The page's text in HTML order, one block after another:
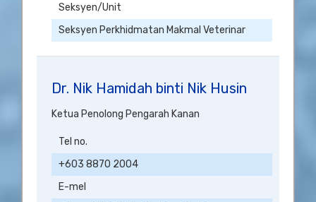
Seksyen/Unit
Seksyen Perkhidmatan Makmal Veterinar
Dr. Nik Hamidah binti Nik Husin
Ketua Penolong Pengarah Kanan
Tel no.
+603 8870 2004
E-mel